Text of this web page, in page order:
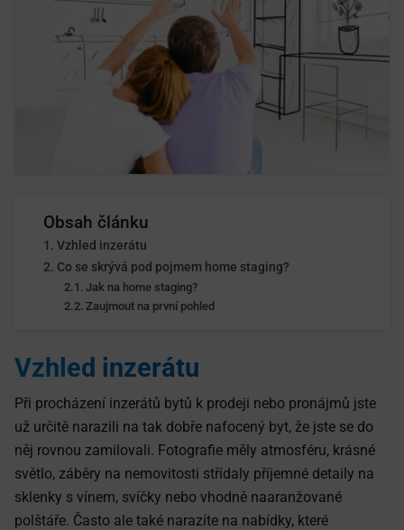
Obsah článku
Vzhled inzerátu
Co se skrývá pod pojmem home staging?
Jak na home staging?
Zaujmout na první pohled
Vzhled inzerátu
Při procházení inzerátů bytů k prodeji nebo pronájmů jste
už určitě narazili na tak dobře nafocený byt, že jste se do
něj rovnou zamilovali. Fotografie měly atmosféru, krásné
světlo, záběry na nemovitosti střídaly příjemné detaily na
sklenky s vínem, svíčky nebo vhodně naaranžované
polštáře. Často ale také narazíte na nabídky, které